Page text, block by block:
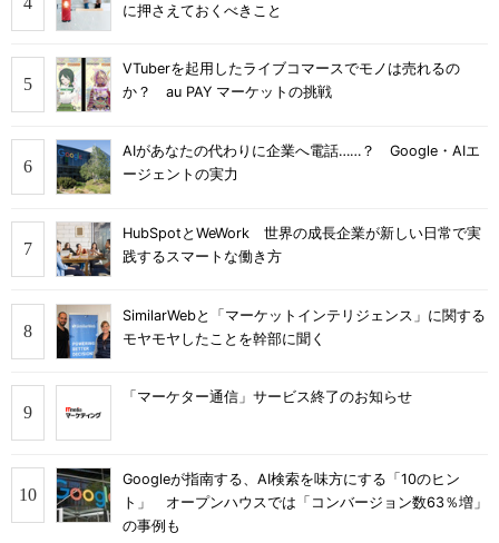
に押さえておくべきこと
VTuberを起用したライブコマースでモノは売れるの
か？ au PAY マーケットの挑戦
AIがあなたの代わりに企業へ電話……？ Google・AIエ
ージェントの実力
HubSpotとWeWork 世界の成長企業が新しい日常で実
践するスマートな働き方
SimilarWebと「マーケットインテリジェンス」に関する
モヤモヤしたことを幹部に聞く
「マーケター通信」サービス終了のお知らせ
Googleが指南する、AI検索を味方にする「10のヒン
ト」 オープンハウスでは「コンバージョン数63％増」
の事例も